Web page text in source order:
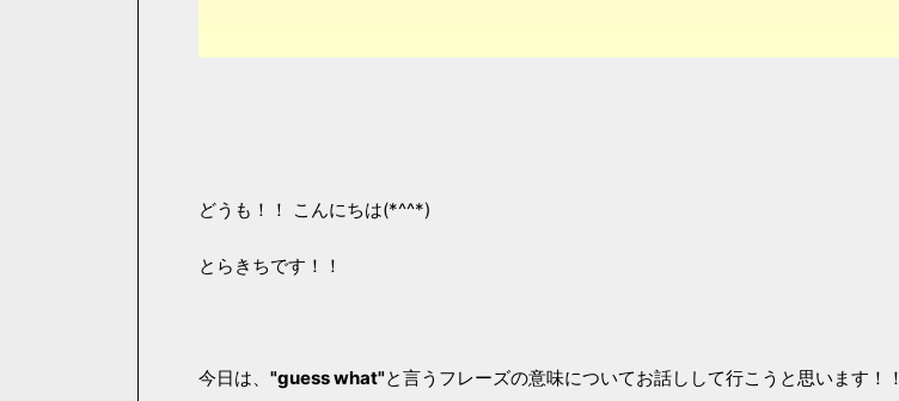
どうも！！ こんにちは(*^^*)
とらきちです！！
今日は、 "guess what"と言うフレーズの意味についてお話しして行こうと思います！！